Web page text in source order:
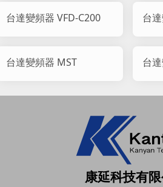
台達變頻器 VFD-C200 台
台達變頻器 MST 台
康延科技有